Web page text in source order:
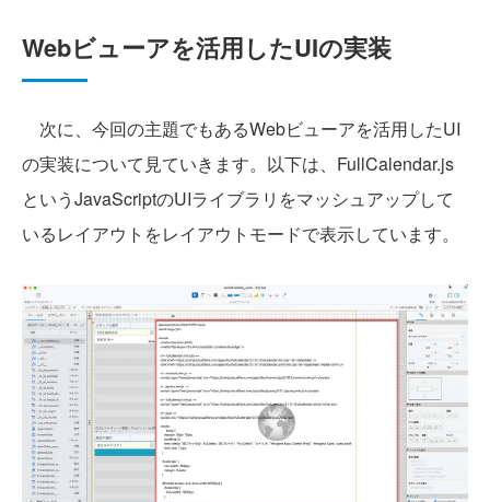
Webビューアを活用したUIの実装
次に、今回の主題でもあるWebビューアを活用したUI
の実装について見ていきます。以下は、FullCalendar.js
というJavaScriptのUIライブラリをマッシュアップして
いるレイアウトをレイアウトモードで表示しています。